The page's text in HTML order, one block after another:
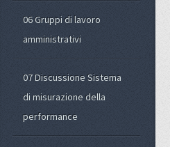
06 Gruppi di lavoro
amministrativi
07 Discussione Sistema
di misurazione della
performance